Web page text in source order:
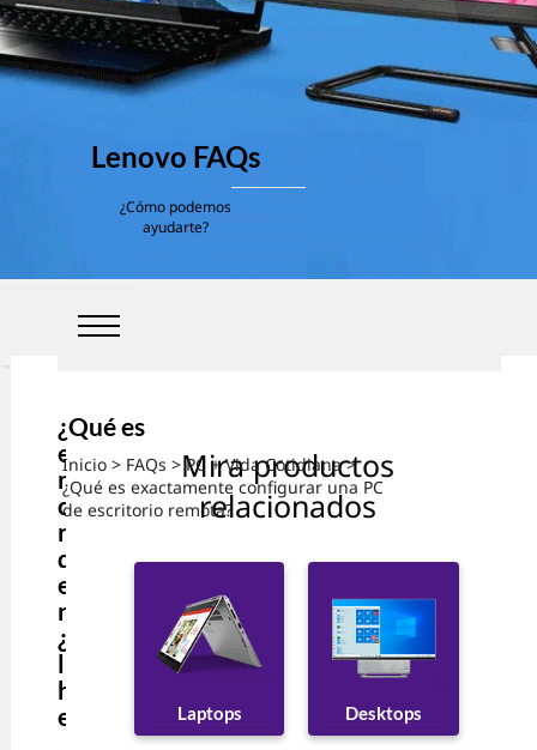
Inicio > FAQs>PC + Vida Cotidiana>
¿Qué es exactamente configurar una PC
de escritorio remota?
Lenovo FAQs
¿Cómo podemos
ayudarte?
¿Qué es
exactame
nte
configura
r una PC
de
escritorio
remota?
¿Por qué
la gente
hace
esto?
Mira productos
relacionados
Laptops Desktops